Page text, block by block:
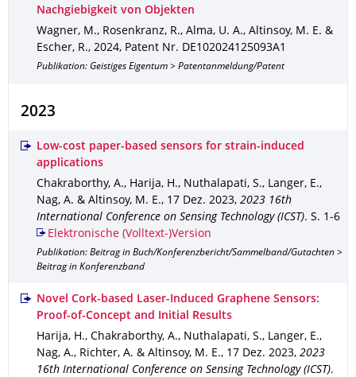
Nachgiebigkeit von Objekten
Wagner, M., Rosenkranz, R., Alma, U. A., Altinsoy, M. E. &
Escher, R., 2024, Patent Nr. DE102024125093A1
Publikation: Geistiges Eigentum > Patentanmeldung/Patent
2023
Low-cost paper-based sensors for strain-induced
applications
Chakraborthy, A., Harija, H., Nuthalapati, S., Langer, E.,
Nag, A. & Altinsoy, M. E., 17 Dez. 2023, 2023 16th
International Conference on Sensing Technology (ICST). S. 1-6
Elektronische (Volltext-)Version
Publikation: Beitrag in Buch/Konferenzbericht/Sammelband/Gutachten >
Beitrag in Konferenzband
Novel Cork-based Laser-Induced Graphene Sensors:
Proof-of-Concept and Initial Results
Harija, H., Chakraborthy, A., Nuthalapati, S., Langer, E.,
Nag, A., Richter, A. & Altinsoy, M. E., 17 Dez. 2023, 2023
16th International Conference on Sensing Technology (ICST).